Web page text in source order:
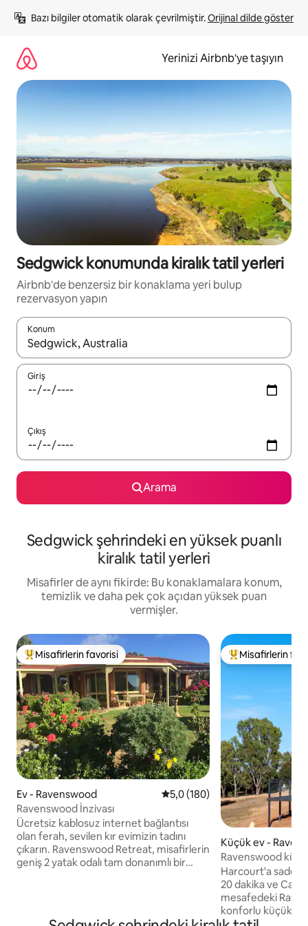
atla
Bazı bilgiler otomatik olarak çevrilmiştir. Orijinal dilde göster
Yerinizi Airbnb'ye taşıyın
Sedgwick konumunda kiralık tatil yerleri
Airbnb'de benzersiz bir konaklama yeri bulup
rezervasyon yapın
Konum
Sonuçlar kullanılabilir olduğunda yukarı ve aşağı oklarıyla
Giriş
Çıkış
Arama
Sedgwick şehrindeki en yüksek puanlı
kiralık tatil yerleri
Misafirler de aynı fikirde: Bu konaklamalara konum,
temizlik ve daha pek çok açıdan yüksek puan
vermişler.
Misafirlerin favorilerinden en beğenilenler arasında
Misafirlerin favorisi
Ev - Ravenswood 5 üzerinden ortalama 5,0
5,0 (180)
Ravenswood İnzivası
Ücretsiz kablosuz internet bağlantısı
olan ferah, sevilen kır evimizin tadını
çıkarın. Ravenswood Retreat, misafirlerin
geniş 2 yatak odalı tam donanımlı bir
Misafirlerin
Misafirlerin
Küçük ev -
Ravenswood
Harcourt'a
20 dakika ve
mesafedeki
konforlu küçük